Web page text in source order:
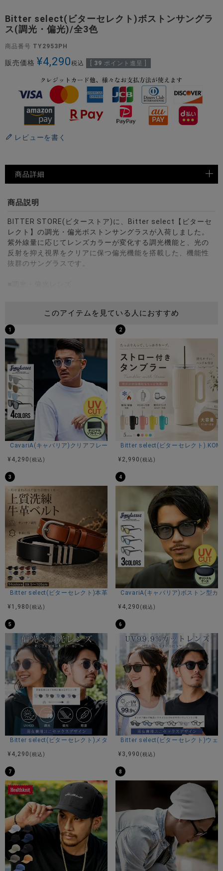
Bitter select(ビターセレクト)ボストンサングラ
ス(調光・偏光)/全3色
商品番号 TY2953PH
販売価格 ¥4,290税込 39 ポイント進呈 ]
レビューを書く
商品詳細
商品説明
BITTER STORE(ビターストア)に、Bitter select【ビターセ
レクト】の調光・偏光ボストンサングラスが入荷しました。
紫外線量に応じてレンズカラーが変化する調光機能と、光の
反射を抑え視界をクリアに保つ偏光機能を搭載した、機能性
抜群のサングラスです。
郭をはっきりと見せます。
UV400規格に対応しており、有害な紫外線をほぼ100％カッ
ト。レンズの濃さに関わらず、しっかり目を保護します。
■多彩なシーンで活躍
ドライブ、ゴルフ、釣り、キャンプ、サイクリング、ショッ
ピングなど、アウトドアから日常使いまで幅広く対応。快適
でクリアな視界を提供し、暑い季節も安心してお使いいただ
けます。
■スタイルを選ばないデザイン
ボストン型のフレームは、カジュアルからきれいめまで幅広
いコーディネートにマッチ。シンプルで飽きのこないデザイ
ンは、男女問わずユニセックスで着用可能です。
■付属品
持ち運びや保管に便利な巾着付き。外出時の携帯にも安心で
す。
紫外線対策と快適な視界を両立した、調光・偏光ボストンサ
ングラス。
日差しの強い日も、アウトドアも、街歩きも、この1本で安心
の視界を実現します。
※モデル画像は照明などの影響により実際の商品と異なる場合
がございます。
サイズ(cm)
フレーム幅138 フレーム縦47 レンズ幅47 レンズ縦43 テンプ
ル長140 ブリッジ幅25
※平置き計測。
サイズ(cm)
1PH(ブラック/ライトグレー×スモーク)
2PH(ブラック/ライトグリーンー×グリーン)
3PH(ブラック/ライトブルーー×ブルー)
このアイテムを見ている人におすすめ
1
CavariA(キャバリア)クリアフレームUVカットサングラス/全4色
¥ 4,290 (税込)
2
Bitter select(ビターセレクト
¥ 2,990 (税込)
3
Bitter select(ビターセレクト)本革ベルト/全14色
¥ 1,980 (税込)
4
CavariA(キャバリア)ボストン型カ
¥ 4,290 (税込)
5
Bitter select(ビターセレクト)メタルボストンサングラス(調光・偏光)/全4
¥ 4,290 (税込)
6
Bitter select(ビターセレクト)ウェ
¥ 3,990 (税込)
7 8